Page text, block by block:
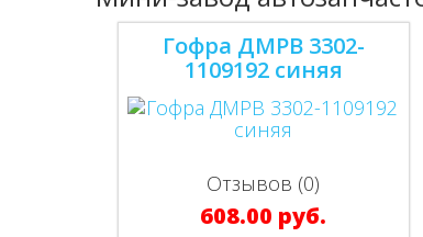
Гофра ДМРВ 3302-
1109192 синяя
Отзывов (0)
608.00 руб.